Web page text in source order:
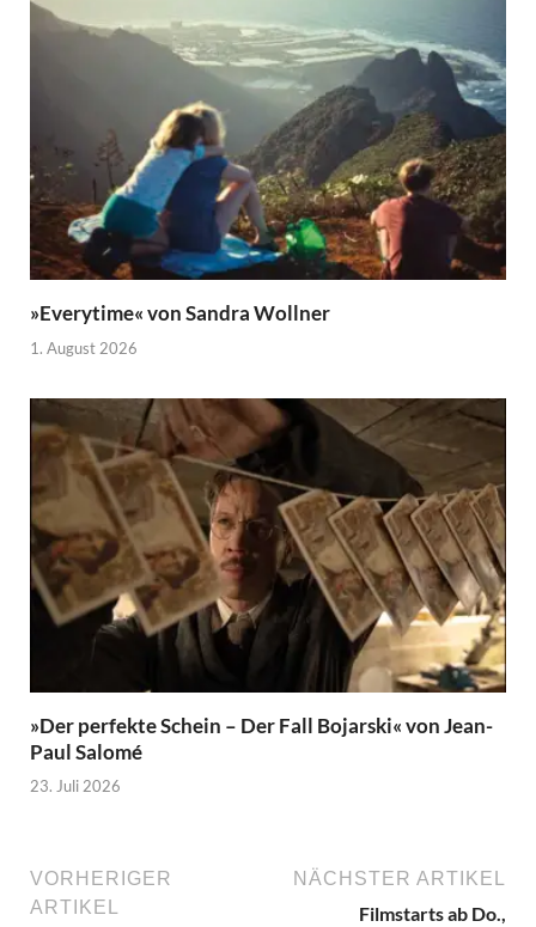
»Everytime« von Sandra Wollner
1. August 2026
»Der perfekte Schein – Der Fall Bojarski« von Jean-
Paul Salomé
23. Juli 2026
VORHERIGER
ARTIKEL
NÄCHSTER ARTIKEL
Filmstarts ab Do.,